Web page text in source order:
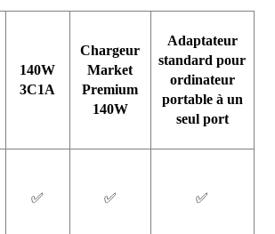
140W
3C1A
Chargeur
Market
Premium
140W
Adaptateur
standard pour
ordinateur
portable à un
seul port
✅ ✅ ✅